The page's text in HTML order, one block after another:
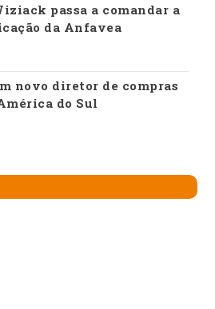
passa a comandar a
da Anfavea
novo diretor de compras
do Sul